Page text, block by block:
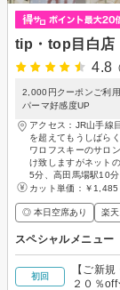
tip・top目白店
4.8
2,000円クーポンご利
パーマ好感度UP
アクセス：JR山手線
を超えてもうしばら
ワロフスキーのサロ
け致しますがネット
5分、高田馬場駅10
カット単価： ￥1,485
◎ 本日空席あり 楽天
スペシャルメニュー
初回
【ご新
２０％